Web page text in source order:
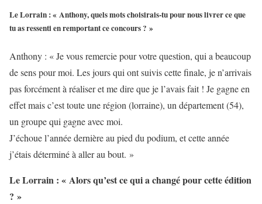
Le Lorrain : « Anthony, quels mots choisirais-tu pour nous livrer ce que
tu as ressenti en remportant ce concours ? »
Anthony : « Je vous remercie pour votre question, qui a beaucoup
de sens pour moi. Les jours qui ont suivis cette finale, je n’arrivais
pas forcément à réaliser et me dire que je l’avais fait ! Je gagne en
effet mais c’est toute une région (lorraine), un département (54),
un groupe qui gagne avec moi.
J’échoue l’année dernière au pied du podium, et cette année
j’étais déterminé à aller au bout. »
Le Lorrain : « Alors qu’est ce qui a changé pour cette édition
? »